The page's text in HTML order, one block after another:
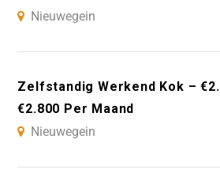
Nieuwegein
Zelfstandig Werkend Kok –
€2.800 Per Maand
Nieuwegein